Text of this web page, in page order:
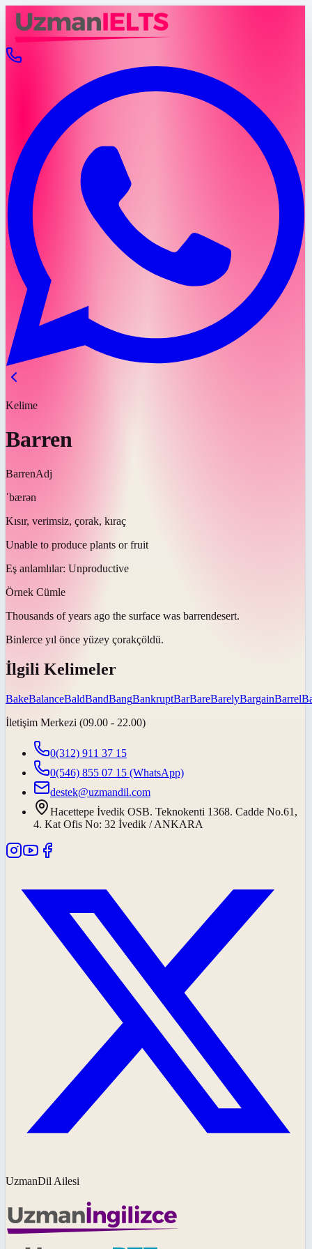
Kelime
Barren
BarrenAdj
ˈbærən
Kısır, verimsiz, çorak, kıraç
Unable to produce plants or fruit
Eş anlamlılar: Unproductive
Örnek Cümle
Thousands of years ago the surface was barrendesert.
Binlerce yıl önce yüzey çorakçöldü.
İlgili Kelimeler
BakeBalanceBaldBandBangBankruptBarBareBarelyBargainBarrel
İletişim Merkezi (09.00 - 22.00)
0(312) 911 37 15
0(546) 855 07 15 (WhatsApp)
destek@uzmandil.com
Hacettepe İvedik OSB. Teknokenti 1368. Cadde No.61,
4. Kat Ofis No: 32 İvedik / ANKARA
UzmanDil Ailesi